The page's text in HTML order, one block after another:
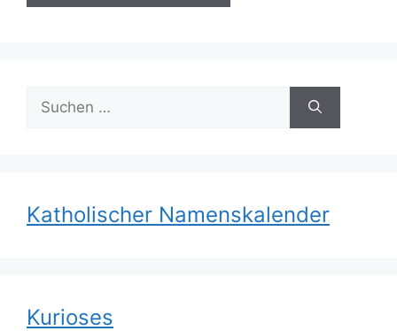
nach:
Katholischer Namenskalender
Kurioses